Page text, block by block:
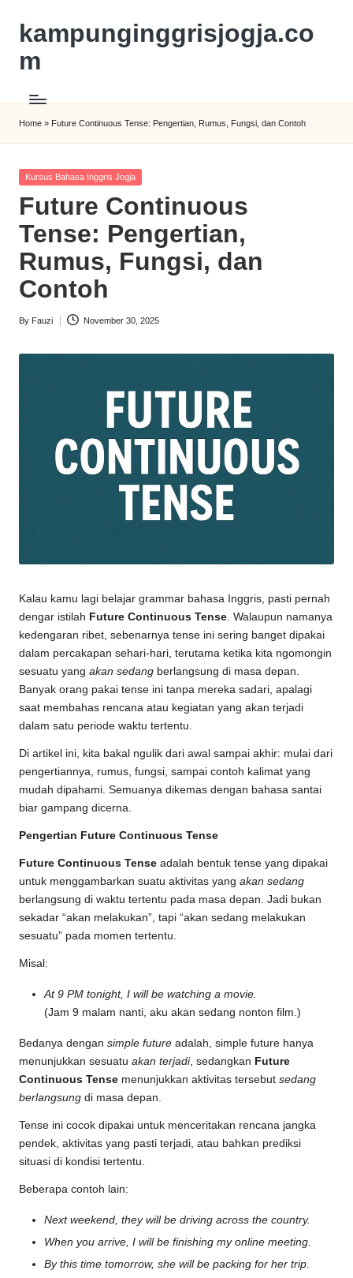
kampunginggrisjogja.co
m
Home » Future Continuous Tense: Pengertian, Rumus, Fungsi, dan Contoh
Kursus Bahasa Inggris Jogja
Future Continuous
Tense: Pengertian,
Rumus, Fungsi, dan
Contoh
By Fauzi November 30, 2025
Kalau kamu lagi belajar grammar bahasa Inggris, pasti pernah
dengar istilah Future Continuous Tense . Walaupun namanya
kedengaran ribet, sebenarnya tense ini sering banget dipakai
dalam percakapan sehari-hari, terutama ketika kita ngomongin
sesuatu yang akan sedang berlangsung di masa depan.
Banyak orang pakai tense ini tanpa mereka sadari, apalagi
saat membahas rencana atau kegiatan yang akan terjadi
dalam satu periode waktu tertentu.
Di artikel ini, kita bakal ngulik dari awal sampai akhir: mulai dari
pengertiannya, rumus, fungsi, sampai contoh kalimat yang
mudah dipahami. Semuanya dikemas dengan bahasa santai
biar gampang dicerna.
Pengertian Future Continuous Tense
Future Continuous Tense adalah bentuk tense yang dipakai
untuk menggambarkan suatu aktivitas yang akan sedang
berlangsung di waktu tertentu pada masa depan. Jadi bukan
sekadar “akan melakukan”, tapi “akan sedang melakukan
sesuatu” pada momen tertentu.
Misal:
At 9 PM tonight, I will be watching a movie.
(Jam 9 malam nanti, aku akan sedang nonton film.)
Bedanya dengan simple future adalah, simple future hanya
menunjukkan sesuatu akan terjadi, sedangkan Future
Continuous Tense menunjukkan aktivitas tersebut sedang
berlangsung di masa depan.
Tense ini cocok dipakai untuk menceritakan rencana jangka
pendek, aktivitas yang pasti terjadi, atau bahkan prediksi
situasi di kondisi tertentu.
Beberapa contoh lain:
Next weekend, they will be driving across the country.
When you arrive, I will be finishing my online meeting.
By this time tomorrow, she will be packing for her trip.